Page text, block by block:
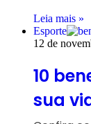
Leia mais »
Esporte
12 de
10
sua